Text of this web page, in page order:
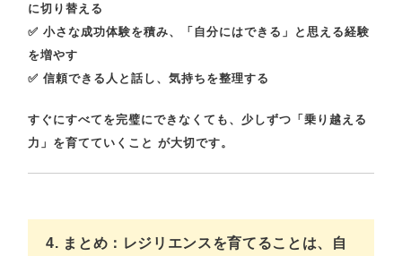
に切り替える
✅小さな成功体験を積み、「自分にはできる」と思える経験
を増やす
✅信頼できる人と話し、気持ちを整理する
すぐにすべてを完璧にできなくても、少しずつ「乗り越える
力」を育てていくこと が大切です。
4. まとめ：レジリエンスを育てることは、自